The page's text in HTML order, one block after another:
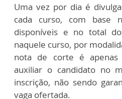
Uma vez por dia é
cada curso, com base
disponíveis e no total
naquele curso, por
nota de corte é apenas
auxiliar o candidato no
inscrição, não sendo
vaga ofertada.